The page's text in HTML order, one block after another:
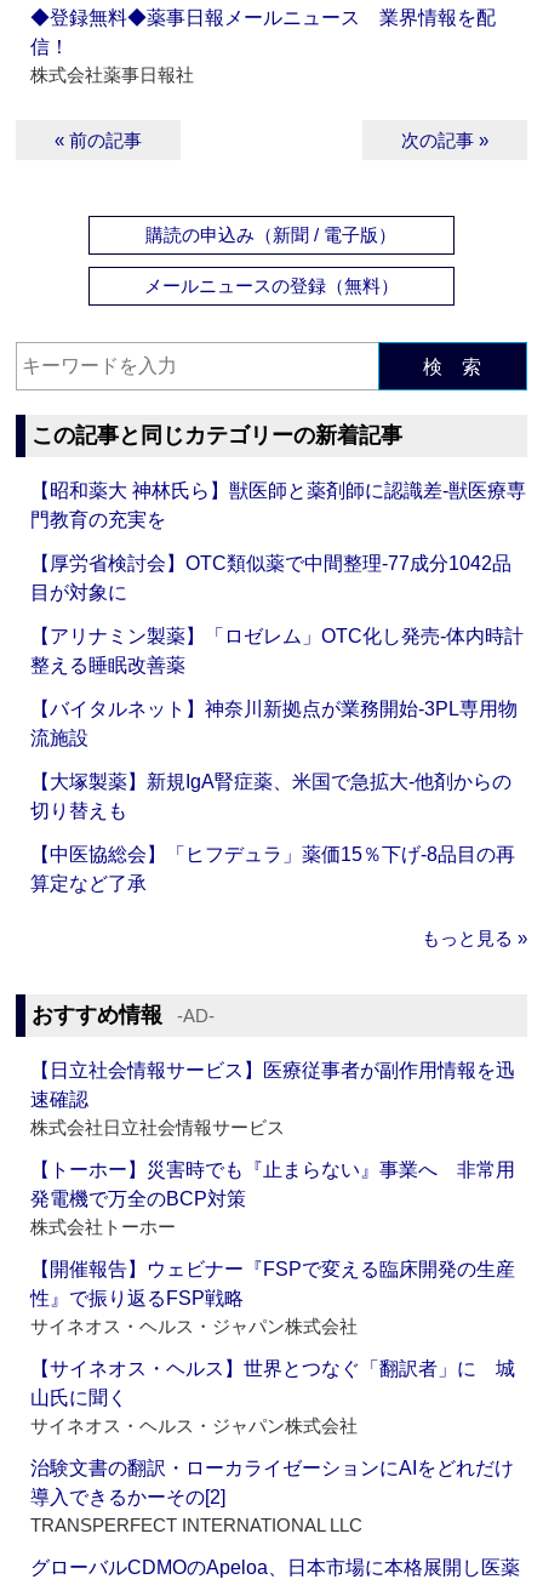
◆登録無料◆薬事日報メールニュース 業界情報を配
信！
株式会社薬事日報社
« 前の記事 次の記事 »
購読の申込み（新聞 / 電子版）
メールニュースの登録（無料）
検 索
この記事と同じカテゴリーの新着記事
【昭和薬大 神林氏ら】獣医師と薬剤師に認識差‐獣医療専
門教育の充実を
【厚労省検討会】OTC類似薬で中間整理‐77成分1042品
目が対象に
【アリナミン製薬】「ロゼレム」OTC化し発売‐体内時計
整える睡眠改善薬
【バイタルネット】神奈川新拠点が業務開始‐3PL専用物
流施設
【大塚製薬】新規IgA腎症薬、米国で急拡大‐他剤からの
切り替えも
【中医協総会】「ヒフデュラ」薬価15％下げ‐8品目の再
算定など了承
もっと見る »
おすすめ情報 ‐AD‐
【日立社会情報サービス】医療従事者が副作用情報を迅
速確認
株式会社日立社会情報サービス
【トーホー】災害時でも『止まらない』事業へ 非常用
発電機で万全のBCP対策
株式会社トーホー
【開催報告】ウェビナー『FSPで変える臨床開発の生産
性』で振り返るFSP戦略
サイネオス・ヘルス・ジャパン株式会社
【サイネオス・ヘルス】世界とつなぐ「翻訳者」に 城
山氏に聞く
サイネオス・ヘルス・ジャパン株式会社
治験文書の翻訳・ローカライゼーションにAIをどれだけ
導入できるかーその[2]
TRANSPERFECT INTERNATIONAL LLC
グローバルCDMOのApeloa、日本市場に本格展開し医薬